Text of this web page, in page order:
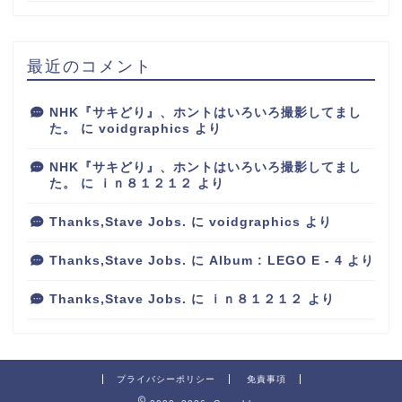
最近のコメント
NHK『サキどり』、ホントはいろいろ撮影してまし
た。
に voidgraphics より
NHK『サキどり』、ホントはいろいろ撮影してまし
た。
に ｉｎ８１２１２ より
Thanks,Stave Jobs. に voidgraphics より
Thanks,Stave Jobs. に Album : LEGO E - 4 より
Thanks,Stave Jobs. に ｉｎ８１２１２ より
プライバシーポリシー 免責事項